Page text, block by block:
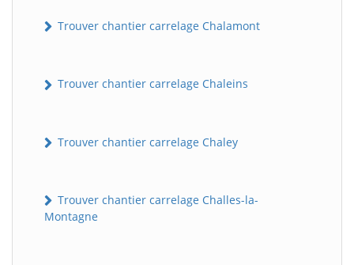
Trouver chantier carrelage Chalamont
Trouver chantier carrelage Chaleins
Trouver chantier carrelage Chaley
Trouver chantier carrelage Challes-la-
Montagne